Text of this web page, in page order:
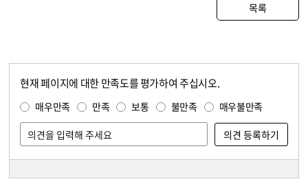
목록
현재 페이지에 대한 만족도를 평가하여 주십시오.
매우만족 만족 보통 불만족 매우불만족